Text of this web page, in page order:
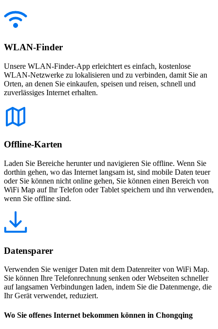
WLAN-Finder
Unsere WLAN-Finder-App erleichtert es einfach, kostenlose
WLAN-Netzwerke zu lokalisieren und zu verbinden, damit Sie an
Orten, an denen Sie einkaufen, speisen und reisen, schnell und
zuverlässiges Internet erhalten.
Offline-Karten
Laden Sie Bereiche herunter und navigieren Sie offline. Wenn Sie
dorthin gehen, wo das Internet langsam ist, sind mobile Daten teuer
oder Sie können nicht online gehen, Sie können einen Bereich von
WiFi Map auf Ihr Telefon oder Tablet speichern und ihn verwenden,
wenn Sie offline sind.
Datensparer
Verwenden Sie weniger Daten mit dem Datenreiter von WiFi Map.
Sie können Ihre Telefonrechnung senken oder Webseiten schneller
auf langsamen Verbindungen laden, indem Sie die Datenmenge, die
Ihr Gerät verwendet, reduziert.
Wo Sie offenes Internet bekommen können in Chongqing